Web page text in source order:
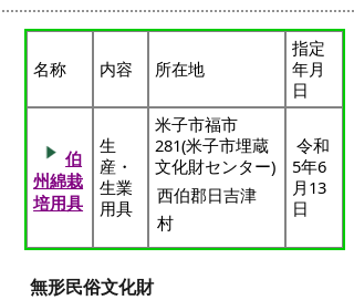
名称 内容 所在地
指定
年月
日
伯
州綿栽
培用具
生
産・
生業
用具
米子市福市
281(米子市埋蔵
文化財センター)
西伯郡日吉津
村
令和
5年6
月13
日
無形民俗文化財